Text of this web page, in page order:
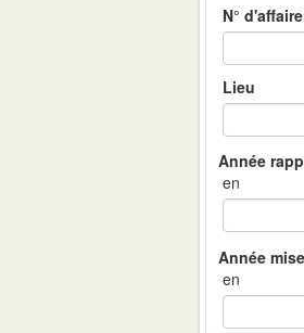
N° d'affaire
Lieu
en
en